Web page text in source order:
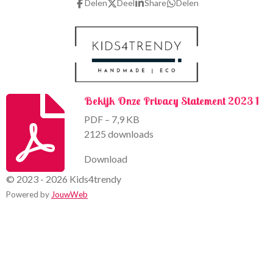
o
r
Delen Deel Share Delen
Bekijk Onze Privacy Statement 2023 1
PDF – 7,9 KB
2125 downloads
Download
© 2023 - 2026 Kids4trendy
Powered by JouwWeb